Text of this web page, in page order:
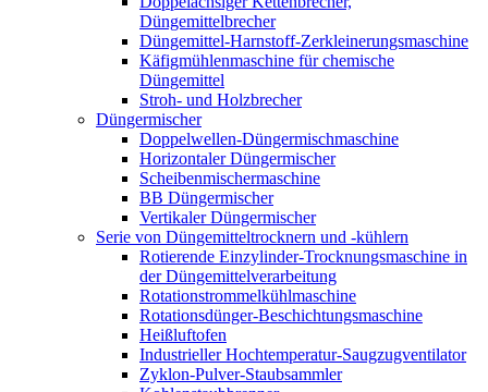
Düngemittelbrecher
Düngemittel-Harnstoff-Zerkleinerungsmaschine
Käfigmühlenmaschine für chemische
Düngemittel
Stroh- und Holzbrecher
Düngermischer
Doppelwellen-Düngermischmaschine
Horizontaler Düngermischer
Scheibenmischermaschine
BB Düngermischer
Vertikaler Düngermischer
Serie von Düngemitteltrocknern und -kühlern
Rotierende Einzylinder-Trocknungsmaschine in
der Düngemittelverarbeitung
Rotationstrommelkühlmaschine
Rotationsdünger-Beschichtungsmaschine
Heißluftofen
Industrieller Hochtemperatur-Saugzugventilator
Zyklon-Pulver-Staubsammler